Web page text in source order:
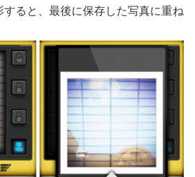
すると、最後に保存した写真に重ね